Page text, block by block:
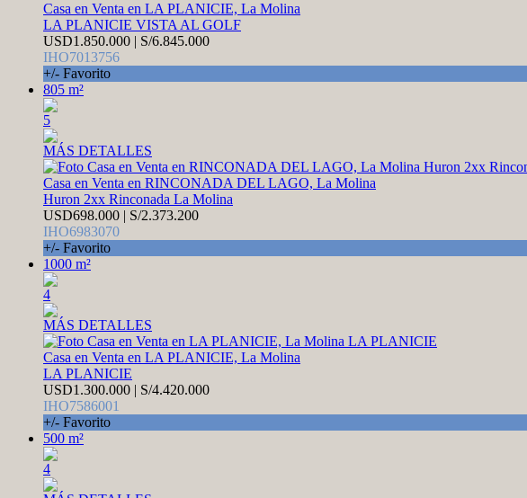
Casa en Venta en LA PLANICIE, La Molina
LA PLANICIE VISTA AL GOLF
USD1.850.000 | S/6.845.000
IHO7013756
+/- Favorito
805 m²
5
MÁS DETALLES
Casa en Venta en RINCONADA DEL LAGO, La Molina
Huron 2xx Rinconada La Molina
USD698.000 | S/2.373.200
IHO6983070
+/- Favorito
1000 m²
4
MÁS DETALLES
Casa en Venta en LA PLANICIE, La Molina
LA PLANICIE
USD1.300.000 | S/4.420.000
IHO7586001
+/- Favorito
500 m²
4